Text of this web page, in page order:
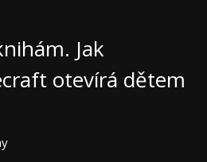
Jak
otevírá dětem